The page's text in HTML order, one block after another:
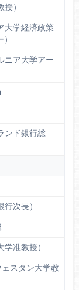
）
大学経済政策
ニア大学アー
ンド銀行総
次長）
准教授）
スタン大学教